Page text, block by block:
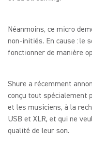
Néanmoins, ce micro
non-initiés. En cause : le
fonctionner de manière
Shure a récemment
conçu tout spécialement
et les musiciens, à la
USB et XLR, et qui ne
qualité de leur son.